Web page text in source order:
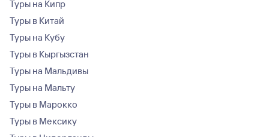
Туры на Кипр
Туры в Китай
Туры на Кубу
Туры в Кыргызстан
Туры на Мальдивы
Туры на Мальту
Туры в Марокко
Туры в Мексику